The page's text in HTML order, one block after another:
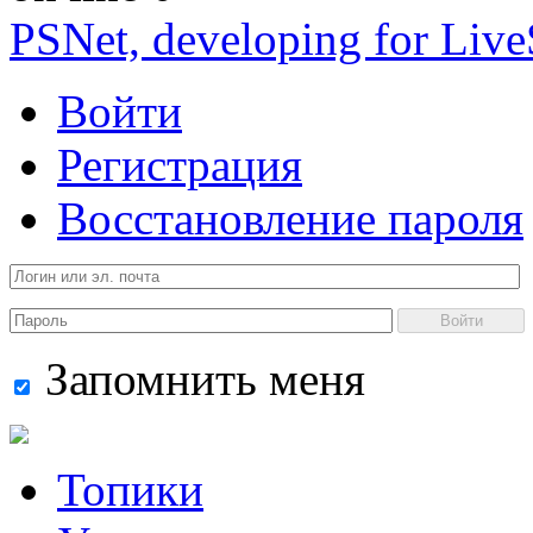
PSNet, developing for
Войти
Регистрация
Восстановление пароля
Войти
Запомнить меня
Топики